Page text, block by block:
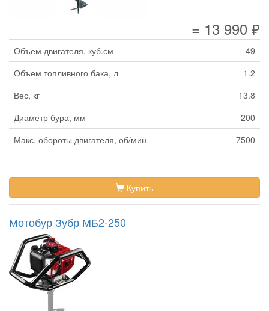
= 13 990 ₽
Объем двигателя, куб.см
49
Объем топливного бака, л
1.2
Вес, кг
13.8
Диаметр бура, мм
200
Макс. обороты двигателя, об/мин
7500
Купить
Мотобур Зубр МБ2-250